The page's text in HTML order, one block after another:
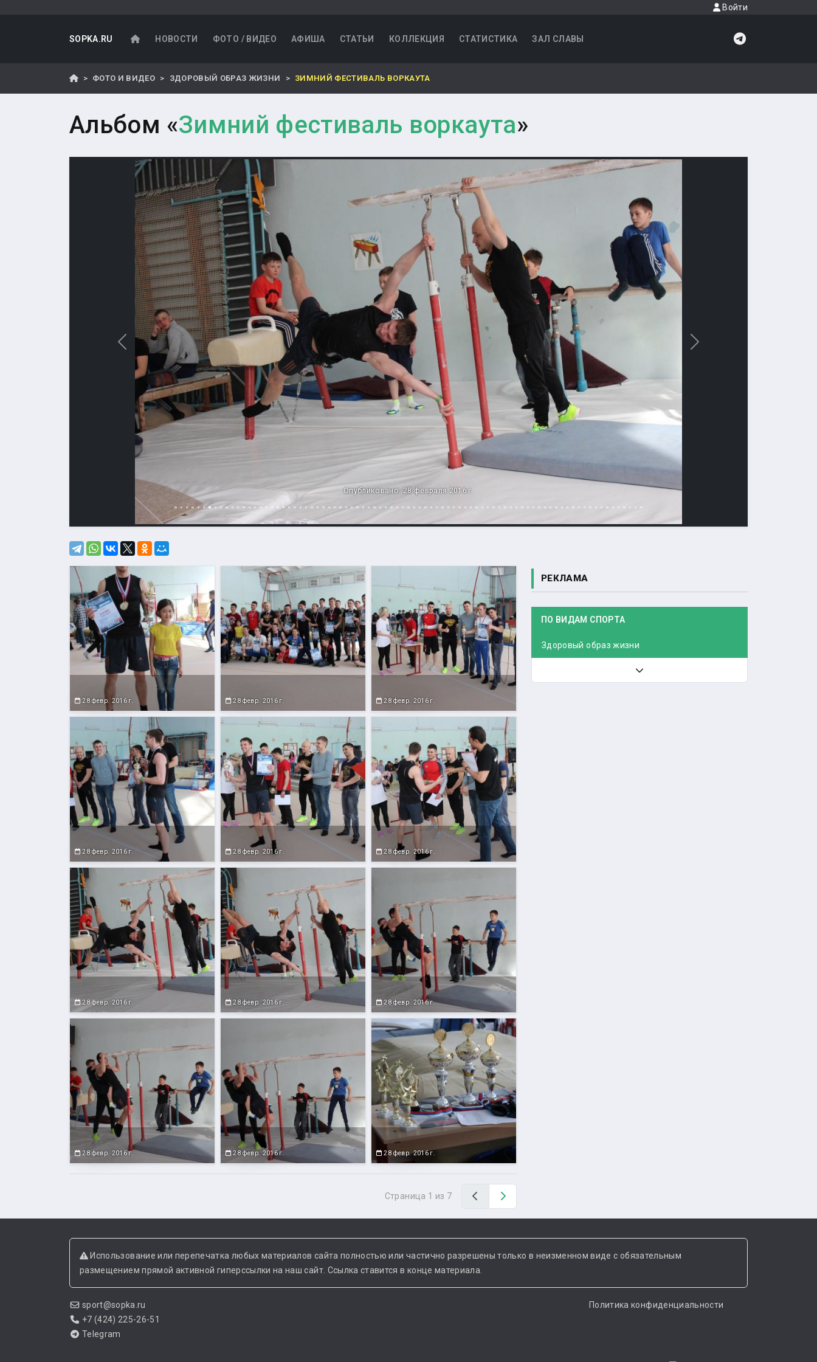
Войти
SOPKA.RU НОВОСТИ ФОТО / ВИДЕО АФИША СТАТЬИ КОЛЛЕКЦИЯ СТАТИСТИКА ЗАЛ СЛАВЫ
ФОТО И ВИДЕО ЗДОРОВЫЙ ОБРАЗ ЖИЗНИ ЗИМНИЙ ФЕСТИВАЛЬ ВОРКАУТА
Альбом «Зимний фестиваль воркаута»
Опубликовано: 28 февраля 2016 г.
Назад Вперед
28 февр. 2016 г. 28 февр. 2016 г. 28 февр. 2016 г.
28 февр. 2016 г. 28 февр. 2016 г. 28 февр. 2016 г.
28 февр. 2016 г. 28 февр. 2016 г. 28 февр. 2016 г.
28 февр. 2016 г. 28 февр. 2016 г. 28 февр. 2016 г.
Страница 1 из 7 Назад
РЕКЛАМА
ПО ВИДАМ СПОРТА
Здоровый образ жизни
Использование или перепечатка любых материалов сайта полностью или частично разрешены только в неизменном виде с обязательным
размещением прямой активной гиперссылки на наш сайт. Ссылка ставится в конце материала.
sport@sopka.ru
+7 (424) 225-26-51
Telegram
Политика конфиденциальности